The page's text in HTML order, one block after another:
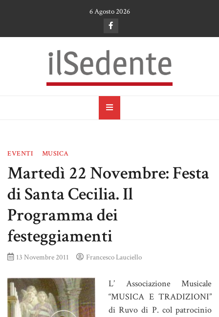
6 Agosto 2026
il Sedente
EVENTI MUSICA
Martedì 22 Novembre: Festa
di Santa Cecilia. Il
Programma dei
festeggiamenti
13 Novembre 2011 Francesco Lauciello
L’ Associazione Musicale
“MUSICA E TRADIZIONI”
di Ruvo di P. col patrocinio